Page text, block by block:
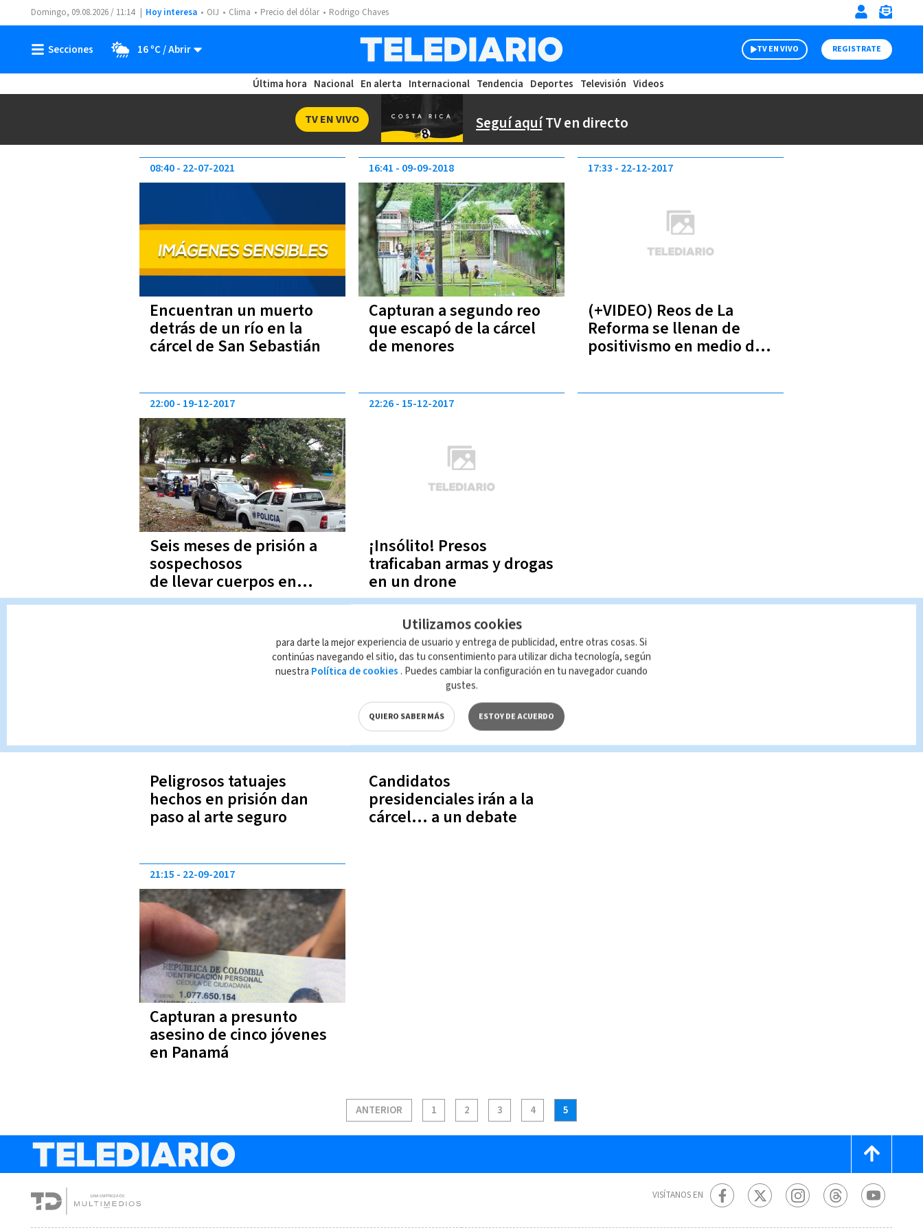
Domingo, 09.08.2026 / 11:14 Hoy interesa OIJ Clima Precio del dólar Rodrigo Chaves
16 ºC TV EN VIVO REGISTRATE
Última hora Nacional En alerta Internacional Tendencia Deportes Televisión Videos
Seguí aquíTV en directo
TV EN VIVO
Encuentran un muerto
detrás de un río en la
cárcel de San Sebastián
08:40 22-07-2021
Capturan a segundo reo
que escapó de la cárcel
de menores
16:41 09-09-2018
(+VIDEO) Reos de La
Reforma se llenan de
positivismo en medio de
17:33 22-12-2017
Seis meses de prisión a
sospechosos
de llevar cuerpos en
buseta
22:00 19-12-2017
¡Insólito! Presos
traficaban armas y drogas
en un drone
22:26 15-12-2017
Peligrosos tatuajes
hechos en prisión dan
paso al arte seguro
Candidatos
presidenciales irán a la
cárcel... a un debate
17:14 03-10-2017
Capturan a presunto
asesino de cinco jóvenes
en Panamá
21:15 22-09-2017
ANTERIOR 1 2 3 4 5
VISÍTANOS EN
Utilizamos cookies
para darte la mejor experiencia de usuario y entrega de publicidad, entre otras cosas. Si
continúas navegando el sitio, das tu consentimiento para utilizar dicha tecnología, según
nuestra Política de cookies . Puedes cambiar la configuración en tu navegador cuando
gustes.
QUIERO SABER MÁS ESTOY DE ACUERDO